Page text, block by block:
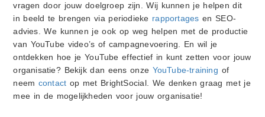
vragen door jouw doelgroep zijn. Wij kunnen je helpen dit
in beeld te brengen via periodieke rapportages en SEO-
advies. We kunnen je ook op weg helpen met de productie
van YouTube video’s of campagnevoering. En wil je
ontdekken hoe je YouTube effectief in kunt zetten voor jouw
organisatie? Bekijk dan eens onze YouTube-training of
neem contact op met BrightSocial. We denken graag met je
mee in de mogelijkheden voor jouw organisatie!